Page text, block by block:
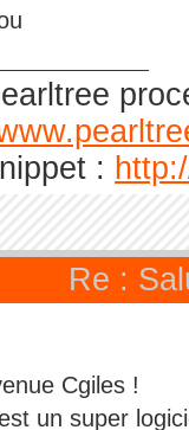
:
Re :
Cgiles !
un super